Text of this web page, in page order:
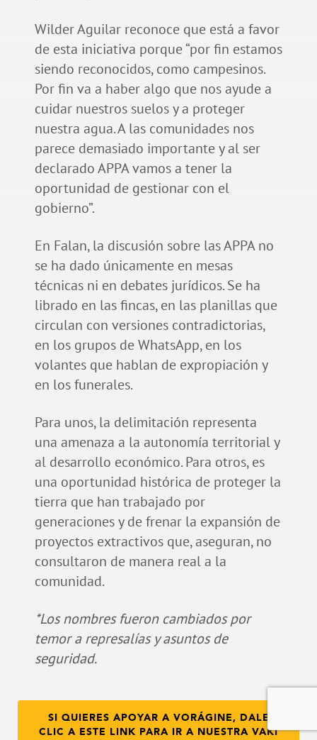
Wilder Aguilar reconoce que está a favor
de esta iniciativa porque “por fin estamos
siendo reconocidos, como campesinos.
Por fin va a haber algo que nos ayude a
cuidar nuestros suelos y a proteger
nuestra agua. A las comunidades nos
parece demasiado importante y al ser
declarado APPA vamos a tener la
oportunidad de gestionar con el
gobierno”.
En Falan, la discusión sobre las APPA no
se ha dado únicamente en mesas
técnicas ni en debates jurídicos. Se ha
librado en las fincas, en las planillas que
circulan con versiones contradictorias,
en los grupos de WhatsApp, en los
volantes que hablan de expropiación y
en los funerales.
Para unos, la delimitación representa
una amenaza a la autonomía territorial y
al desarrollo económico. Para otros, es
una oportunidad histórica de proteger la
tierra que han trabajado por
generaciones y de frenar la expansión de
proyectos extractivos que, aseguran, no
consultaron de manera real a la
comunidad.
*Los nombres fueron cambiados por
temor a represalías y asuntos de
seguridad.
SI QUIERES APOYAR A VORÁGINE, DALE
CLIC A ESTE LINK PARA IR A NUESTRA VAKI